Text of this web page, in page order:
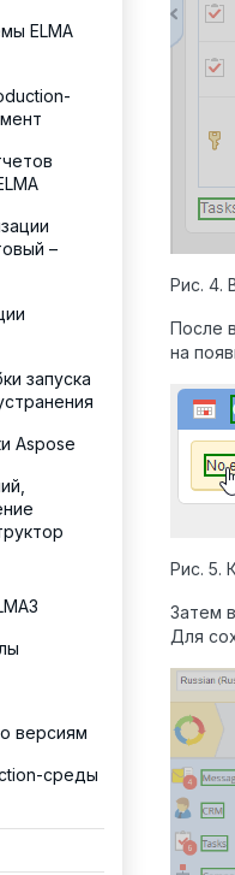
ELMA
–
запуска
Aspose
версиям
среды
Рис. 4.
После
на
Рис. 5.
Затем
Для